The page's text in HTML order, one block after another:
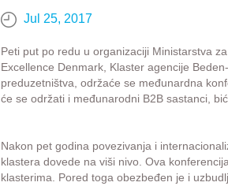
Jul 25, 2017
Peti put po redu u organizaciji Ministarstva
Excellence Denmark, Klaster agencije
preduzetništva, održaće se međunardna
će se održati i međunarodni B2B sastanci,
Nakon pet godina povezivanja i
klastera dovede na viši nivo. Ova
klasterima. Pored toga obezbeđen je i